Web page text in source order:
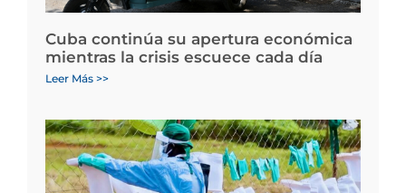
Cuba continúa su apertura económica
mientras la crisis escuece cada día
Leer Más >>